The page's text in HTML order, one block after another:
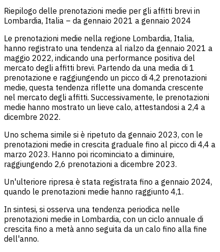
Riepilogo delle prenotazioni medie per gli affitti brevi in
Lombardia, Italia – da gennaio 2021 a gennaio 2024
Le prenotazioni medie nella regione Lombardia, Italia,
hanno registrato una tendenza al rialzo da gennaio 2021 a
maggio 2022, indicando una performance positiva del
mercato degli affitti brevi. Partendo da una media di 1
prenotazione e raggiungendo un picco di 4,2 prenotazioni
medie, questa tendenza riflette una domanda crescente
nel mercato degli affitti. Successivamente, le prenotazioni
medie hanno mostrato un lieve calo, attestandosi a 2,4 a
dicembre 2022.
Uno schema simile si è ripetuto da gennaio 2023, con le
prenotazioni medie in crescita graduale fino al picco di 4,4 a
marzo 2023. Hanno poi ricominciato a diminuire,
raggiungendo 2,6 prenotazioni a dicembre 2023.
Un'ulteriore ripresa è stata registrata fino a gennaio 2024,
quando le prenotazioni medie hanno raggiunto 4,1.
In sintesi, si osserva una tendenza periodica nelle
prenotazioni medie in Lombardia, con un ciclo annuale di
crescita fino a metà anno seguita da un calo fino alla fine
dell'anno.